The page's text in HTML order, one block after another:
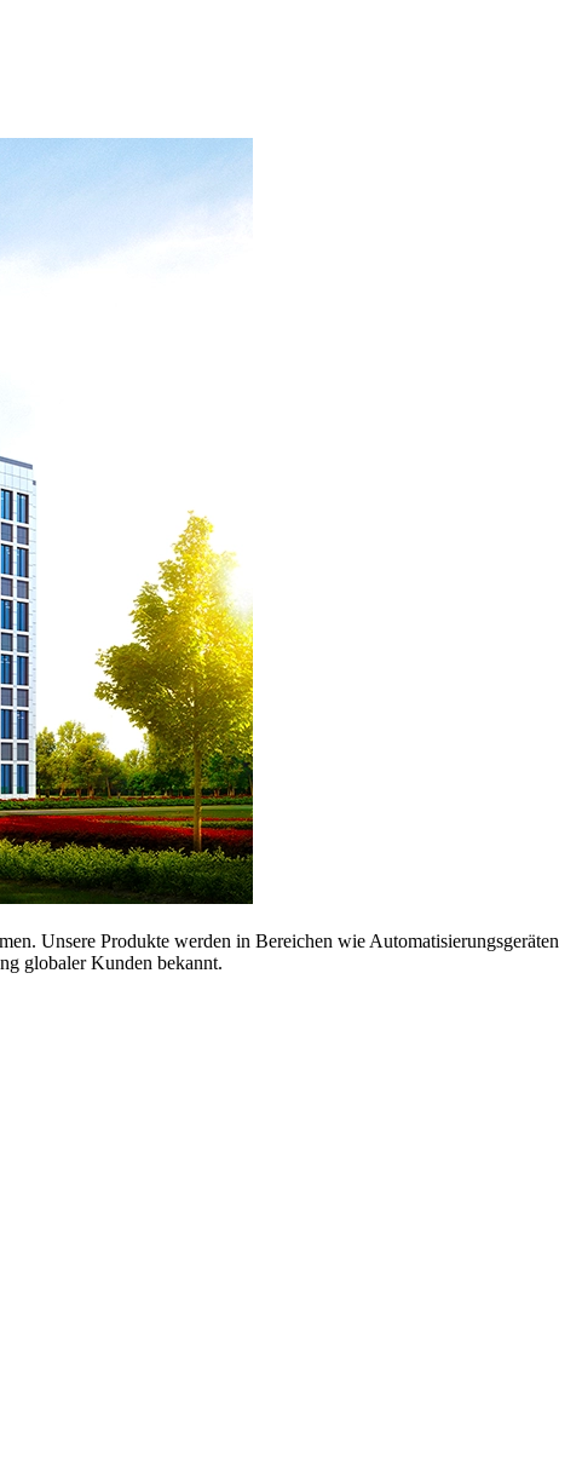
Unsere Produkte werden in Bereichen wie Automatisierungsgeräten
globaler Kunden bekannt.